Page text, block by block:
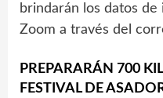
brindarán los datos
Zoom a través del
PREPARARÁN 700
FESTIVAL DE